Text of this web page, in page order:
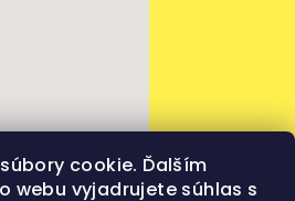
cookie. Ďalším
webu vyjadrujete súhlas s